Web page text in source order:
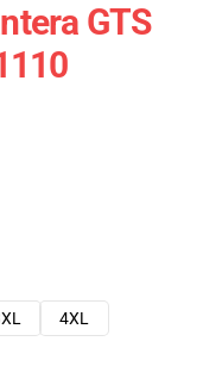
GTS
4XL